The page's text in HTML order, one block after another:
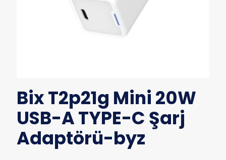
Bix T2p21g Mini 20W
USB-A TYPE-C Şarj
Adaptörü-byz